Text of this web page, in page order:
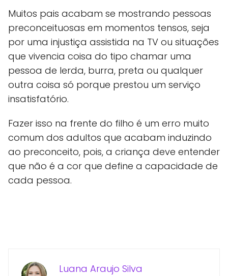
Muitos pais acabam se mostrando pessoas
preconceituosas em momentos tensos, seja
por uma injustiça assistida na TV ou situações
que vivencia coisa do tipo chamar uma
pessoa de lerda, burra, preta ou qualquer
outra coisa só porque prestou um serviço
insatisfatório.
Fazer isso na frente do filho é um erro muito
comum dos adultos que acabam induzindo
ao preconceito, pois, a criança deve entender
que não é a cor que define a capacidade de
cada pessoa.
Luana Araujo Silva